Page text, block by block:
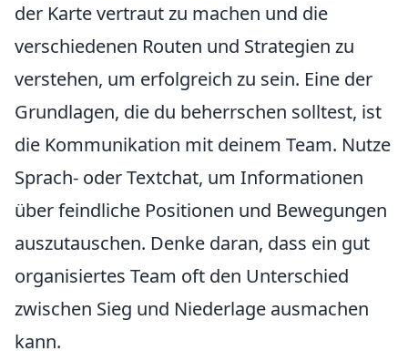
der Karte vertraut zu machen und die
verschiedenen Routen und Strategien zu
verstehen, um erfolgreich zu sein. Eine der
Grundlagen, die du beherrschen solltest, ist
die Kommunikation mit deinem Team. Nutze
Sprach- oder Textchat, um Informationen
über feindliche Positionen und Bewegungen
auszutauschen. Denke daran, dass ein gut
organisiertes Team oft den Unterschied
zwischen Sieg und Niederlage ausmachen
kann.